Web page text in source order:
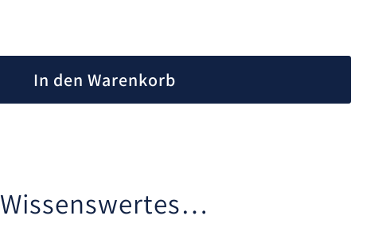
In den Warenkorb
Wissenswertes…